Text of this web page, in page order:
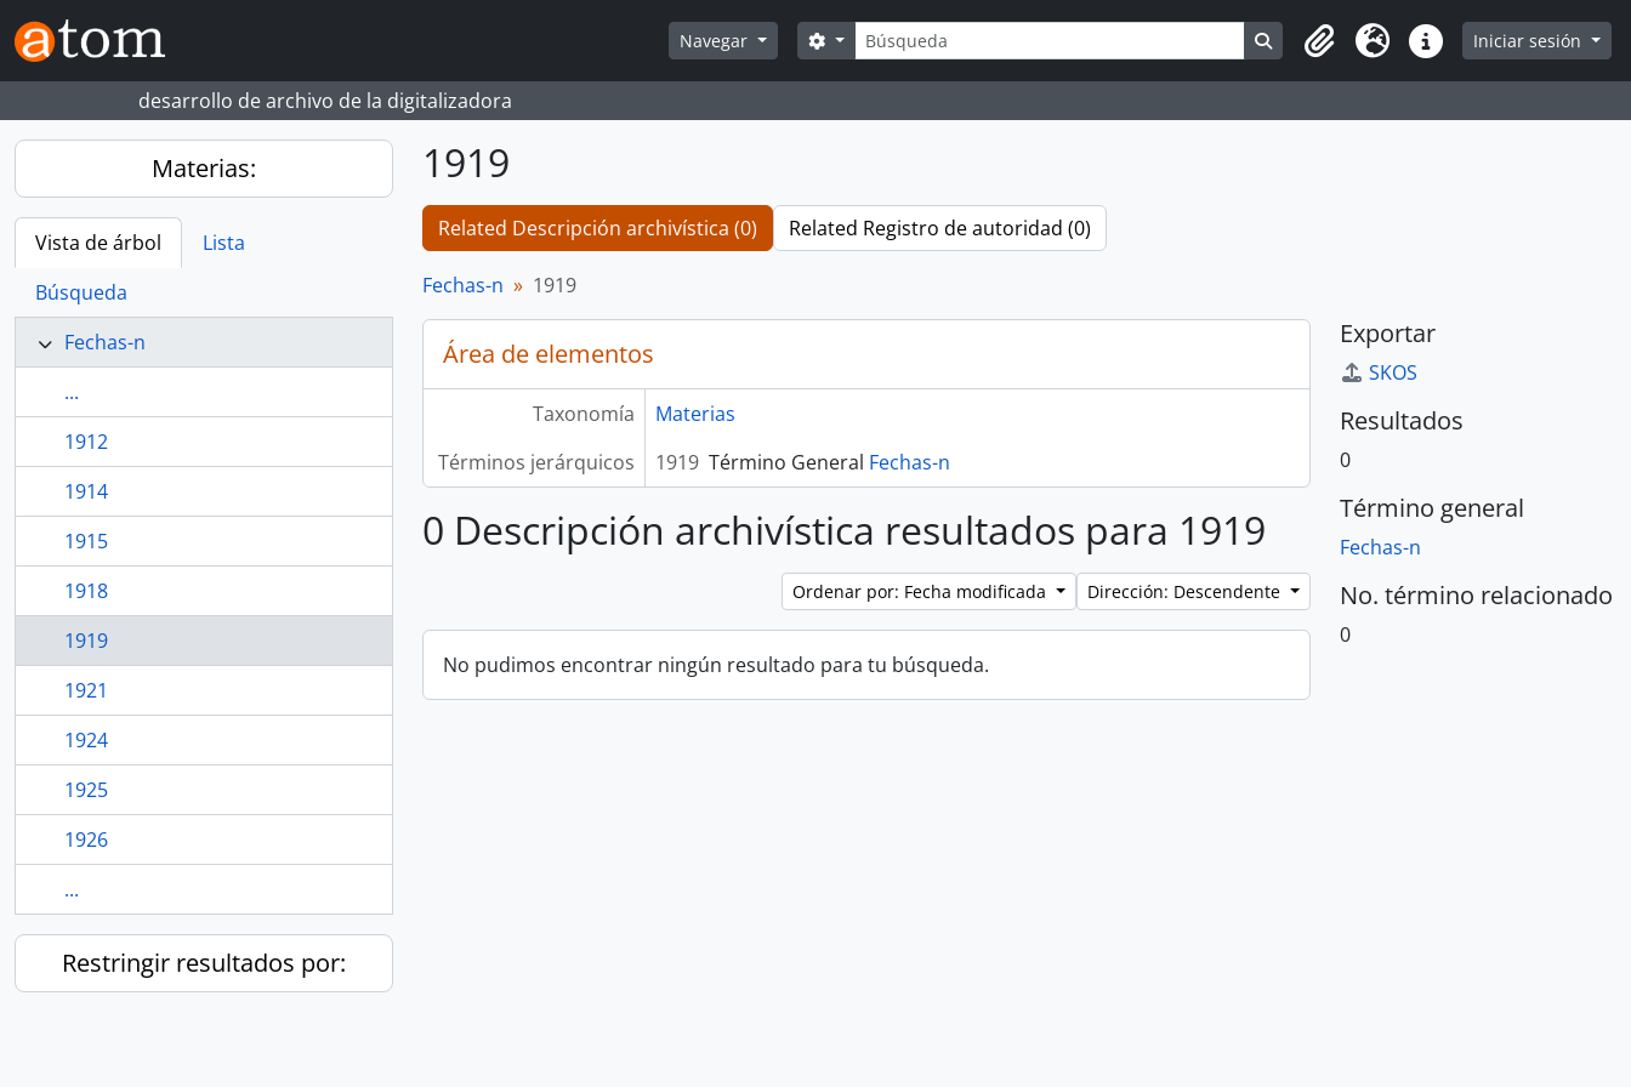
Skip to main content
Navegar
Búsqueda
Search options Search in browse page
Portapapeles
Idioma Enlaces rápidos
Iniciar sesión
desarrollo de archivo de la digitalizadora
Materias:
Vista de árbol
Lista
Búsqueda
Fechas-n
...
1912
1914
1915
1918
1919
1921
1924
1925
1926
...
Restringir resultados por:
1919
Related Descripción archivística (0) Related Registro de autoridad (0)
Fechas-n 1919
Área de elementos
Taxonomía
Materias
Términos jerárquicos
1919 Término General Fechas-n
0 Descripción archivística resultados para 1919
Ordenar por: Fecha modificada Dirección: Descendente
No pudimos encontrar ningún resultado para tu búsqueda.
Exportar
SKOS
Resultados
0
Término general
Fechas-n
No. término relacionado
0